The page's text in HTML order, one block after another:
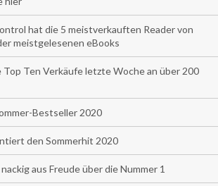
hat die 5 meistverkauften Reader von
meistgelesenen eBooks
Top Ten Verkäufe letzte Woche an über 200
Bestseller 2020
den Sommerhit 2020
aus Freude über die Nummer 1